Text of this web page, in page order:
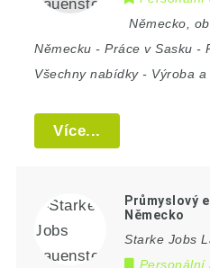
Německo
Německu -Práce v Sasku -
Všechny nabídky- Výroba
Více...
Průmyslový
Německo
Starke Jobs
Personální